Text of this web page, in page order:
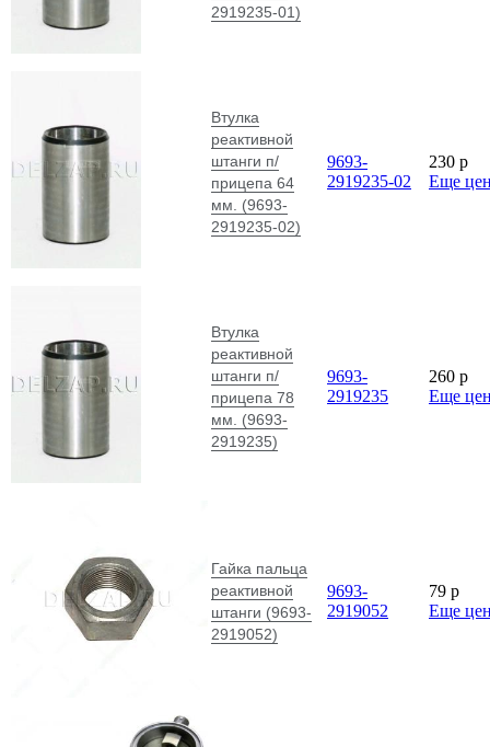
2919235-01)
Втулка
реактивной
штанги п/
прицепа 64
мм. (9693-
2919235-02)
9693-
2919235-02
230 p
Еще
Втулка
реактивной
штанги п/
прицепа 78
мм. (9693-
2919235)
9693-
2919235
260 p
Еще
Гайка пальца
реактивной
штанги (9693-
2919052)
9693-
2919052
79 p
Еще